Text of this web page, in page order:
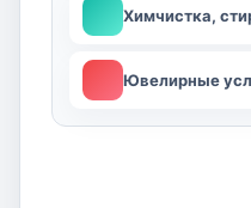
Химчистка,
Ювелирные